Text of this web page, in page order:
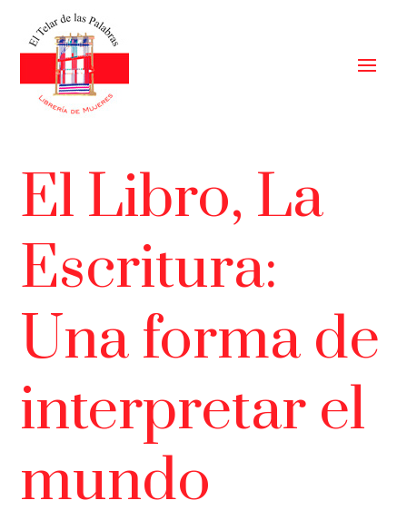
El Libro, La
Escritura:
Una forma de
interpretar el
mundo